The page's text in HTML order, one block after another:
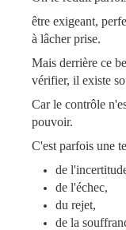
être exigeant,
à lâcher prise.
Mais derrière ce
vérifier, il existe
Car le contrôle
pouvoir.
C'est parfois une
de
de l'échec,
du rejet,
de la